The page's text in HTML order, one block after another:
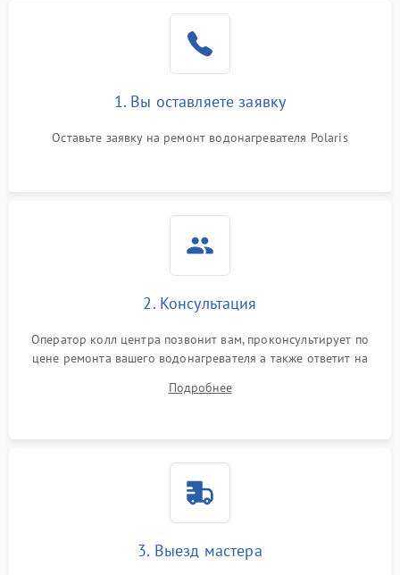
1. Вы оставляете заявку
Оставьте заявку на ремонт водонагревателя Polaris
2. Консультация
Оператор колл центра позвонит вам, проконсультирует по
цене ремонта вашего водонагревателя а также ответит на
Подробнее
3. Выезд мастера